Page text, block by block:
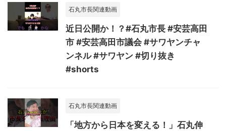
石丸市長関連動画
近日公開か！？#石丸市長 #安芸高田
市 #安芸高田市議会 #サワヤンチャ
ンネル #サワヤン #切り抜き
#shorts
石丸市長関連動画
「地方から日本を変える！」石丸伸